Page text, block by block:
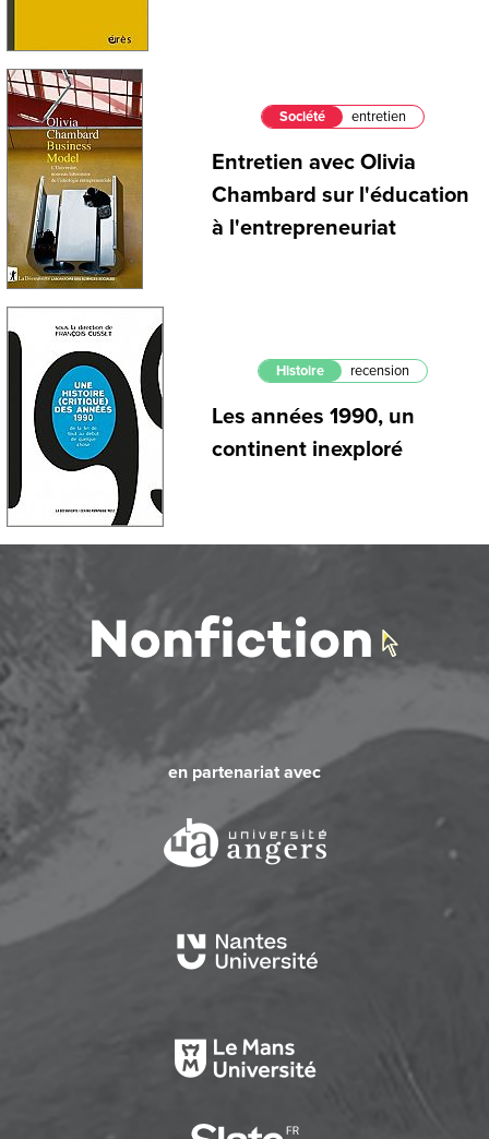
Société entretien
Entretien avec Olivia
Chambard sur l'éducation
à l'entrepreneuriat
Histoire recension
Les années 1990, un
continent inexploré
en partenariat avec